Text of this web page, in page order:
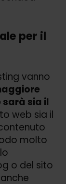
per il
vanno
sia il
web sia il
molto
o del sito